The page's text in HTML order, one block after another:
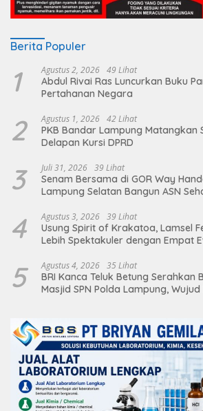
Berita Populer
1 Agustus 2, 2026 49 Lihat
Abdul Rivai Ras Luncurkan Buku
Pertahanan Negara
2 Agustus 1, 2026 42 Lihat
PKB Bandar Lampung Matangkan
Delapan Kursi DPRD
3 Juli 31, 2026 39 Lihat
Senam Bersama di GOR Way
Lampung Selatan Bangun ASN
4 Agustus 3, 2026 39 Lihat
Usung Spirit of Krakatoa, Lamsel
Lebih Spektakuler dengan Empat
5 Agustus 4, 2026 35 Lihat
BRI Kanca Teluk Betung Serahkan
Masjid SPN Polda Lampung,